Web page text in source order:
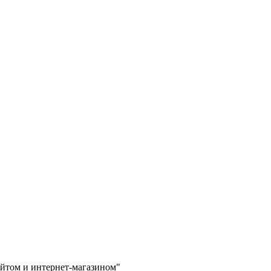
и интернет-магазином"